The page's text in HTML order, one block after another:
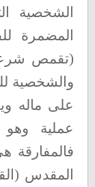
الشخصية
المضمرة
(تقمص
والشخصية
على ماله
عملية وهو
فالمفارقة
المقدس